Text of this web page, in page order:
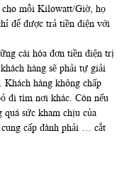
cho mỗi Kilowatt/Giờ, họ
để được trả tiền điện với
cái hóa đơn tiền điện trị
hàng sẽ phải tự giải
Khách hàng không chấp
đi tìm nơi khác. Còn nếu
sức kham chịu của
cấp đành phải … cắt